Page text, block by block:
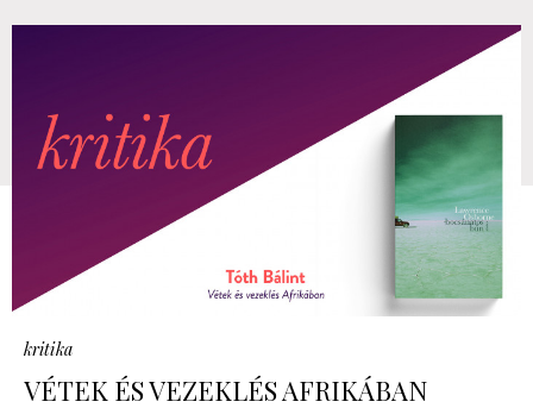
kritika
VÉTEK ÉS VEZEKLÉS AFRIKÁBAN